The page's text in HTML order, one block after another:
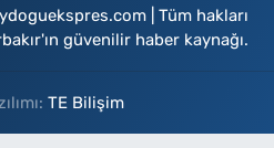
| Tüm hakları
güvenilir haber kaynağı.
TE Bilişim